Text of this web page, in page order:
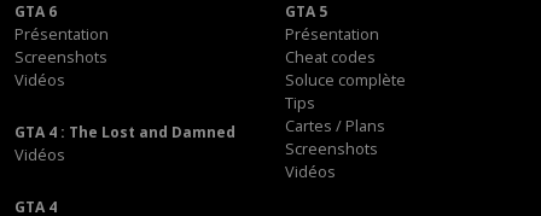
GTA 6
Présentation
Screenshots
Vidéos
GTA 5
Présentation
Cheat codes
Soluce complète
Tips
Cartes / Plans
Screenshots
Vidéos
GTA 4 : The Lost and Damned
Vidéos
GTA 4